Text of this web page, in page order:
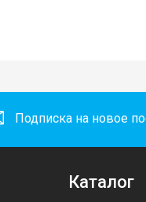
Подписка на новое
Каталог